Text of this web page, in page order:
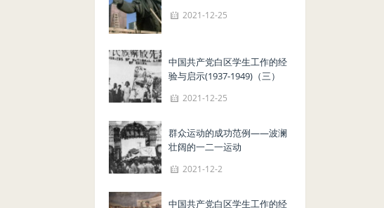
2021-12-25
中国共产党白区学生工作的经
验与启示(1937-1949)（三）
2021-12-25
群众运动的成功范例——波澜
壮阔的一二一运动
2021-12-2
中国共产党白区学生工作的经